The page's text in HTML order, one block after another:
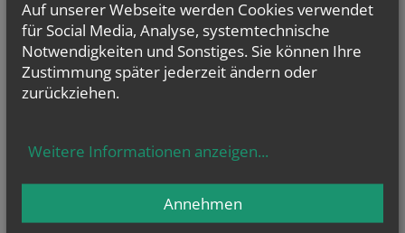
Evangelium
Joh 12, 24-26
Auf unserer Webseite werden Cookies verwendet
für Social Media, Analyse, systemtechnische
Notwendigkeiten und Sonstiges. Sie können Ihre
Zustimmung später jederzeit ändern oder
zurückziehen.
Weitere Informationen anzeigen...
Annehmen